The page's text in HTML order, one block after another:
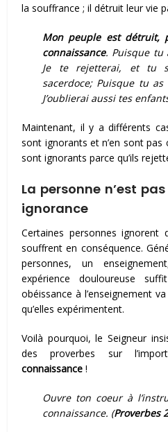
la souffrance ; il détruit leur vie
Mon peuple est détruit,
connaissance. Puisque tu
Je te rejetterai, et tu
sacerdoce; Puisque tu
J’oublierai aussi tes
Maintenant, il y a différents
sont ignorants et n’en sont pas
sont ignorants parce qu’ils
La personne n’est
ignorance
Certaines personnes ignorent
souffrent en conséquence.
personnes, un
expérience douloureuse
obéissance à l’enseignement
qu’elles expérimentent.
Voilà pourquoi, le Seigneur
des proverbes sur
connaissance!
Ouvre ton coeur à
connaissance. (Proverbes